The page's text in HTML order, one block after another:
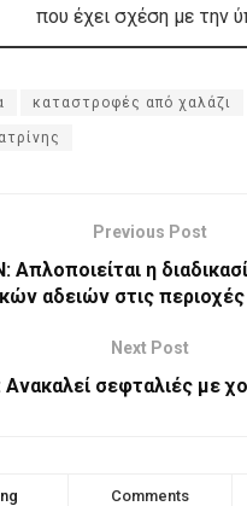
που έχει σχέση με την
καταστροφές από χαλάζι
Previous Post
Απλοποιείται η
αδειών στις
Next Post
σεφταλιές με
Comments